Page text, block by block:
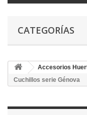
CATEGORÍAS
Accesorios
Cuchillos serie Génova